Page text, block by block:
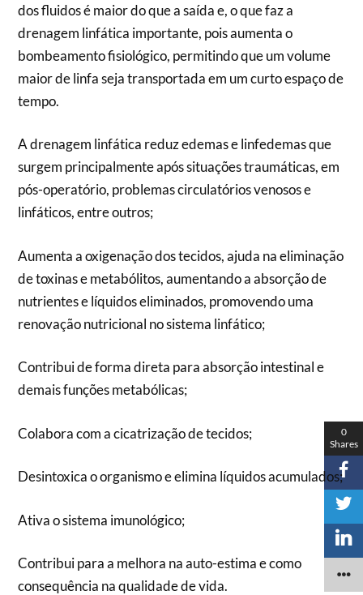
dos fluidos é maior do que a saída e, o que faz a
drenagem linfática importante, pois aumenta o
bombeamento fisiológico, permitindo que um volume
maior de linfa seja transportada em um curto espaço de
tempo.
A drenagem linfática reduz edemas e linfedemas que
surgem principalmente após situações traumáticas, em
pós-operatório, problemas circulatórios venosos e
linfáticos, entre outros;
Aumenta a oxigenação dos tecidos, ajuda na eliminação
de toxinas e metabólitos, aumentando a absorção de
nutrientes e líquidos eliminados, promovendo uma
renovação nutricional no sistema linfático;
Contribui de forma direta para absorção intestinal e
demais funções metabólicas;
Colabora com a cicatrização de tecidos;
Desintoxica o organismo e elimina líquidos acumulados;
Ativa o sistema imunológico;
Contribui para a melhora na auto-estima e como
consequência na qualidade de vida.
0
Shares